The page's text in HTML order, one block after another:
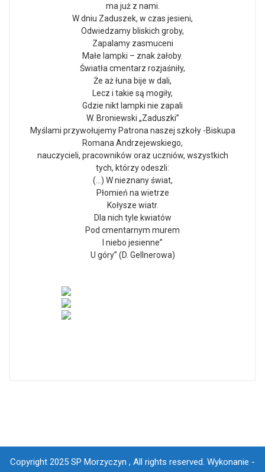
ma już z nami.
W dniu Zaduszek, w czas jesieni,
Odwiedzamy bliskich groby,
Zapalamy zasmuceni
Małe lampki – znak żałoby.
Światła cmentarz rozjaśniły,
Że aż łuna bije w dali,
Lecz i takie są mogiły,
Gdzie nikt lampki nie zapali
W. Broniewski „Zaduszki”
Myślami przywołujemy Patrona naszej szkoły -Biskupa
Romana Andrzejewskiego,
nauczycieli, pracowników oraz uczniów, wszystkich
tych, którzy odeszli:
(…) W nieznany świat,
Płomień na wietrze
Kołysze wiatr.
Dla nich tyle kwiatów
Pod cmentarnym murem
I niebo jesienne”
U góry” (D. Gellnerowa)
Copyright 2025 SP Morzyczyn , All rights reserved. Wykonanie -